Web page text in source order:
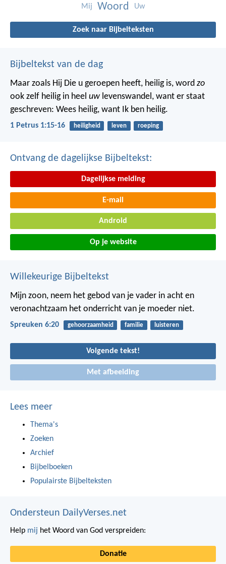
Mij Woord Uw
Zoek naar Bijbelteksten
Bijbeltekst van de dag
Maar zoals Hij Die u geroepen heeft, heilig is, word zo
ook zelf heilig in heel uw levenswandel, want er staat
geschreven: Wees heilig, want Ik ben heilig.
1 Petrus 1:15-16 heiligheid leven roeping
Ontvang de dagelijkse Bijbeltekst:
Dagelijkse melding
E-mail
Android
Op je website
Willekeurige Bijbeltekst
Mijn zoon, neem het gebod van je vader in acht en
veronachtzaam het onderricht van je moeder niet.
Spreuken 6:20 gehoorzaamheid familie luisteren
Volgende tekst!
Met afbeelding
Lees meer
Thema's
Zoeken
Archief
Bijbelboeken
Populairste Bijbelteksten
Ondersteun DailyVerses.net
Help mij het Woord van God verspreiden:
Donatie